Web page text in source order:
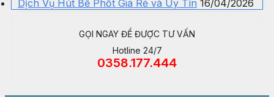
Dịch Vụ Hút Bể Phốt Giá Rẻ và Uy Tín 16/04/2026
GỌI NGAY ĐỂ ĐƯỢC TƯ VẤN
Hotline 24/7
0358.177.444